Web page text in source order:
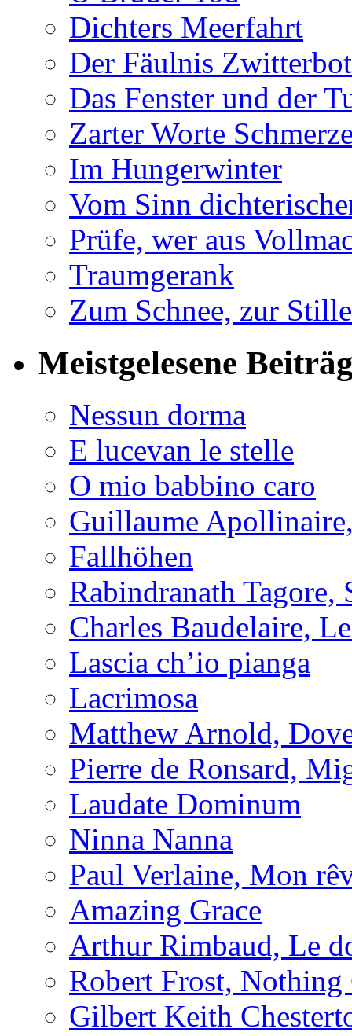
Dichters Meerfahrt
Der Fäulnis
Das Fenster und der
Zarter Worte
Im Hungerwinter
Vom Sinn
Prüfe, wer aus
Traumgerank
Zum Schnee, zur Stille
Meistgelesene
Nessun dorma
E lucevan le stelle
O mio babbino caro
Guillaume
Fallhöhen
Rabindranath
Charles Baudelaire,
Lascia ch’io pianga
Lacrimosa
Matthew Arnold,
Pierre de Ronsard,
Laudate Dominum
Ninna Nanna
Paul Verlaine, Mon
Amazing Grace
Arthur Rimbaud, Le
Robert Frost, Nothing
Gilbert Keith